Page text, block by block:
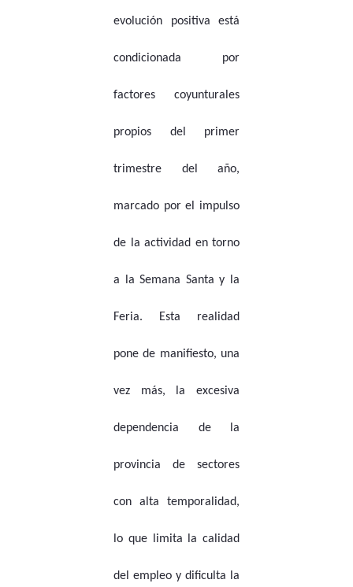
evolución positiva está
condicionada por
factores coyunturales
propios del primer
trimestre del año,
marcado por el impulso
de la actividad en torno
a la Semana Santa y la
Feria. Esta realidad
pone de manifiesto, una
vez más, la excesiva
dependencia de la
provincia de sectores
con alta temporalidad,
lo que limita la calidad
del empleo y dificulta la